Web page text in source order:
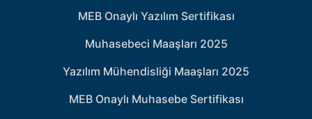
MEB Onaylı Yazılım Sertifikası
Muhasebeci Maaşları 2025
Yazılım Mühendisliği Maaşları 2025
MEB Onaylı Muhasebe Sertifikası